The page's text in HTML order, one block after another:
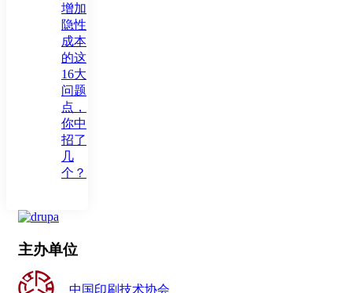
增加
隐性
成本
的这
16大
问题
点，
你中
招了
几
个？
主办单位
中国印刷技术协会